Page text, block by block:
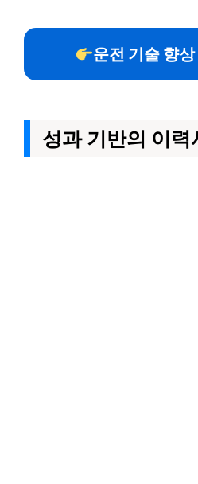
운전 기술 향
성과 기반의 이력